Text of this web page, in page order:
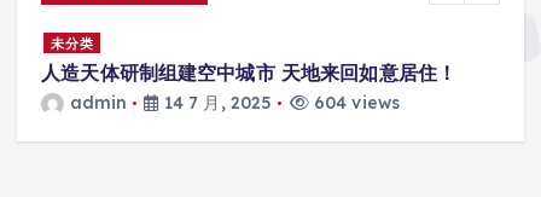
未分类
人造天体研制组建空中城市 天地来回如意居住！
admin 14 7 月, 2025 604 views